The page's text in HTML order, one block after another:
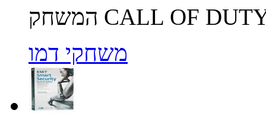
משחקי דמו